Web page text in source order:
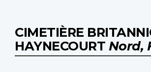
CIMETIÈRE
HAYNECOURT Nord,